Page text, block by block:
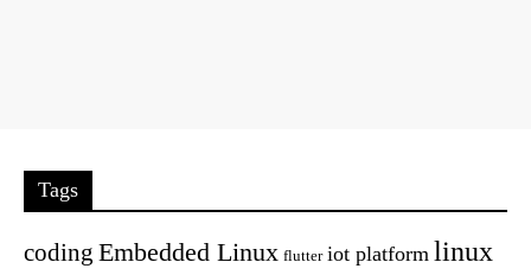
Tags
coding Embedded Linux flutter iot platform linux